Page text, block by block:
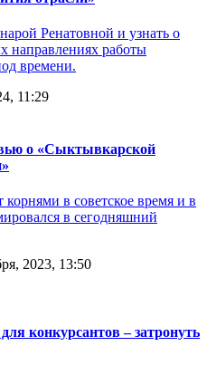
Ренатовной и узнать о
направлениях работы
времени.
11:29
о «Сыктывкарской
в советское время и в
в сегодняшний
2023, 13:50
конкурсантов – затронуть